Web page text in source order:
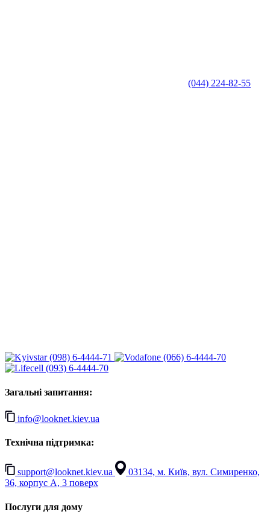
(044) 224-82-55
(098) 6-4444-71
(066) 6-4444-70
(093) 6-4444-70
Загальні запитання:
info@looknet.kiev.ua
Технічна підтримка:
support@looknet.kiev.ua
03134, м. Київ, вул. Симиренко,
36, корпус А, 3 поверх
Послуги для дому